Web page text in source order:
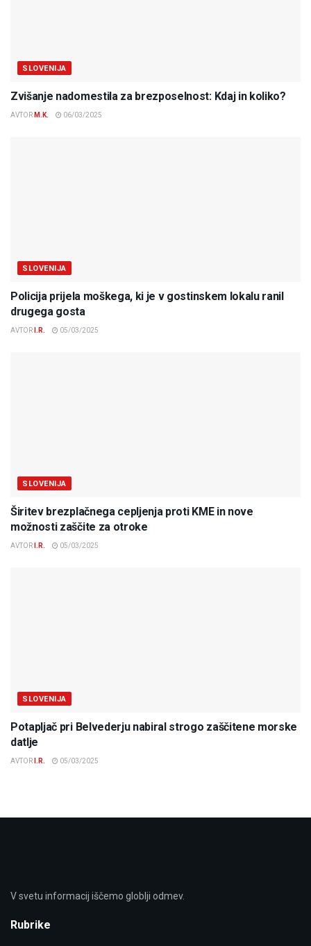
SLOVENIJA
Zvišanje nadomestila za brezposelnost: Kdaj in koliko?
AVTOR M.K. 06/03/2025
SLOVENIJA
Policija prijela moškega, ki je v gostinskem lokalu ranil
drugega gosta
AVTOR I.R. 05/03/2025
SLOVENIJA
Širitev brezplačnega cepljenja proti KME in nove
možnosti zaščite za otroke
AVTOR I.R. 05/03/2025
SLOVENIJA
Potapljač pri Belvederju nabiral strogo zaščitene morske
datlje
AVTOR I.R. 05/03/2025
V svetu informacij iščemo globlji odmev.
Rubrike